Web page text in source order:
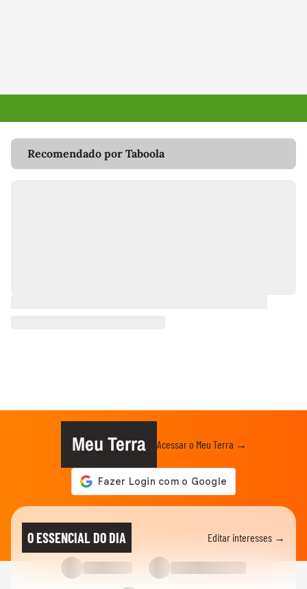
Recomendado por Taboola
Meu Terra Acessar o Meu Terra →
O ESSENCIAL DO DIA Editar interesses →